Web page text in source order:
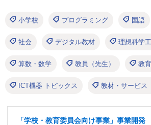
小学校 プログラミング 国語
社会 デジタル教材 理想科学
算数・数学 教員（先生） 教
ICT機器 トピックス 教材・サービス
「学校・教育委員会向け事業」事業開発